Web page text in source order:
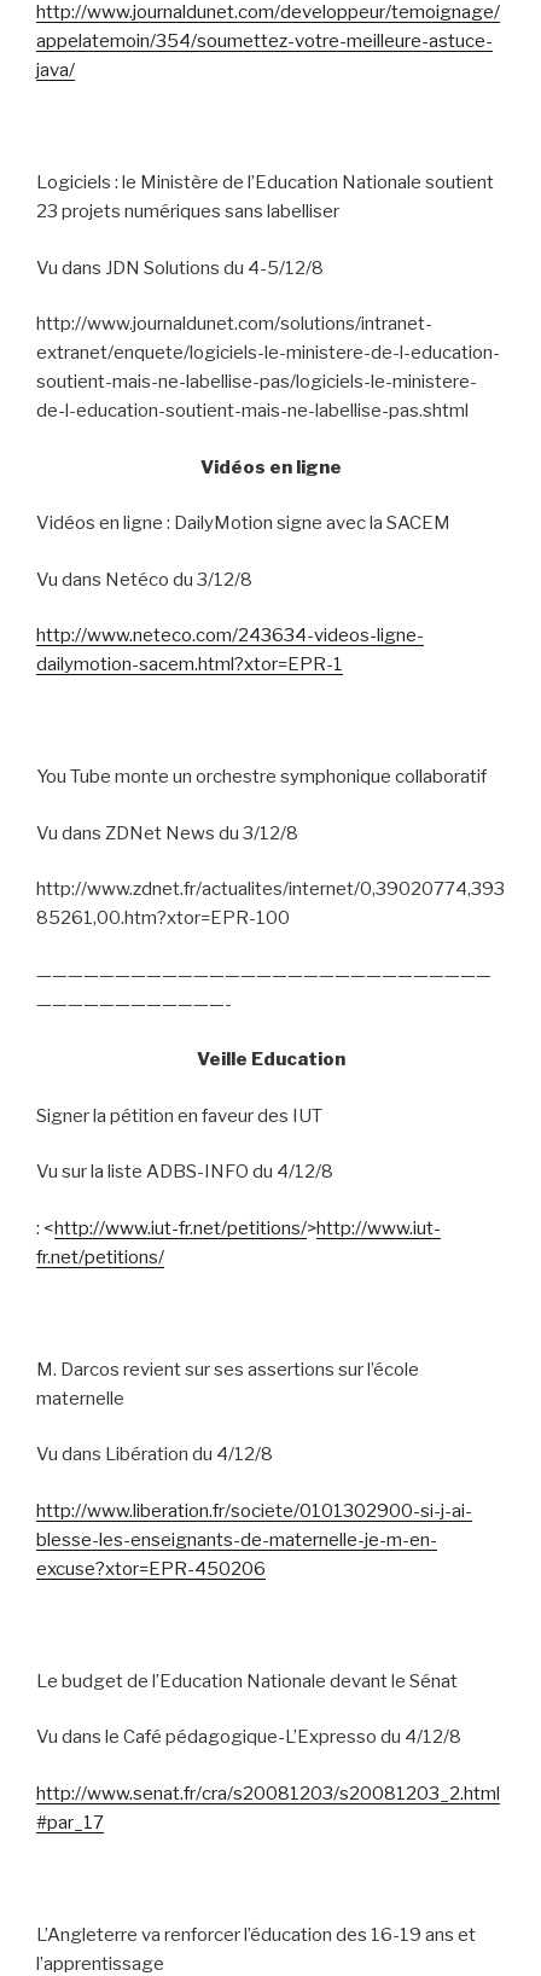
http://www.journaldunet.com/developpeur/temoignage/
appelatemoin/354/soumettez-votre-meilleure-astuce-
java/
Logiciels : le Ministère de l’Education Nationale soutient
23 projets numériques sans labelliser
Vu dans JDN Solutions du 4-5/12/8
http://www.journaldunet.com/solutions/intranet-
extranet/enquete/logiciels-le-ministere-de-l-education-
soutient-mais-ne-labellise-pas/logiciels-le-ministere-
de-l-education-soutient-mais-ne-labellise-pas.shtml
Vidéos en ligne
Vidéos en ligne : DailyMotion signe avec la SACEM
Vu dans Netéco du 3/12/8
http://www.neteco.com/243634-videos-ligne-
dailymotion-sacem.html?xtor=EPR-1
You Tube monte un orchestre symphonique collaboratif
Vu dans ZDNet News du 3/12/8
http://www.zdnet.fr/actualites/internet/0,39020774,393
85261,00.htm?xtor=EPR-100
—————————————————————————————
————————————-
Veille Education
Signer la pétition en faveur des IUT
Vu sur la liste ADBS-INFO du 4/12/8
: <http://www.iut-fr.net/petitions/>http://www.iut-
fr.net/petitions/
M. Darcos revient sur ses assertions sur l’école
maternelle
Vu dans Libération du 4/12/8
http://www.liberation.fr/societe/0101302900-si-j-ai-
blesse-les-enseignants-de-maternelle-je-m-en-
excuse?xtor=EPR-450206
Le budget de l’Education Nationale devant le Sénat
Vu dans le Café pédagogique-L’Expresso du 4/12/8
http://www.senat.fr/cra/s20081203/s20081203_2.html
#par_17
L’Angleterre va renforcer l’éducation des 16-19 ans et
l’apprentissage